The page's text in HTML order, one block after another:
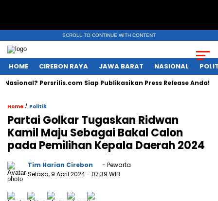
SCROLL TO CONTINUE WITH CONTENT
HOME CIREBON RAYA JAWA BARAT NASIONAL
Persrilis.com Siap Publikasikan Press Release Anda!
Home / Politik
Partai Golkar Tugaskan Ridwan
Kamil Maju Sebagai Bakal Calon
pada Pemilihan Kepala Daerah 2024
Tim Harian Cirebon
- Pewarta
Selasa, 9 April 2024- 07:39 WIB